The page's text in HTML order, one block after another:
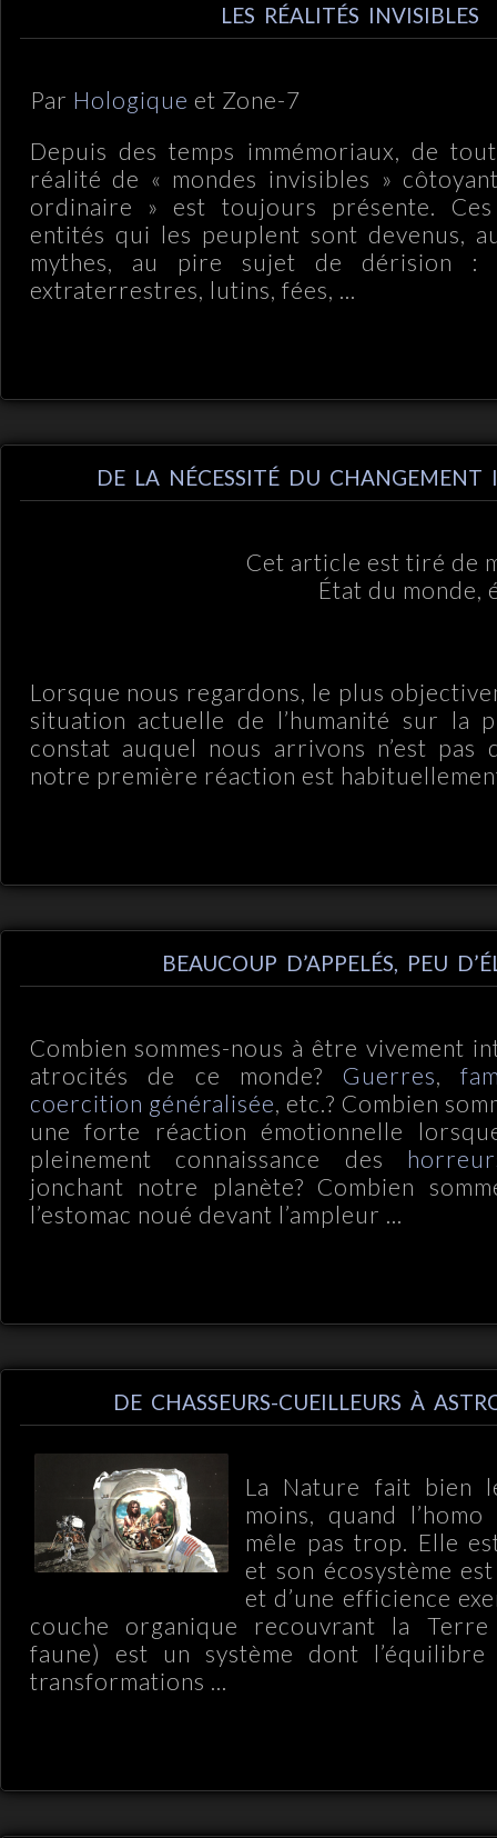
LES RÉALITÉS INVISIBLES
Par Hologique et Zone-7
Depuis des temps immémoriaux, de
réalité de « mondes invisibles »
ordinaire » est toujours présente.
entités qui les peuplent sont devenus,
mythes, au pire sujet de dérision :
extraterrestres, lutins, fées, ...
DE LA NÉCESSITÉ DU CHANGEMENT
Cet article est tiré de
État du monde,
Lorsque nous regardons, le plus
situation actuelle de l’humanité sur la
constat auquel nous arrivons n’est
notre première réaction est
BEAUCOUP D’APPELÉS, PEU
Combien sommes-nous à être vivement
atrocités de ce monde? Guerres,
coercition généralisée, etc.? Combien
une forte réaction émotionnelle
pleinement connaissance des
jonchant notre planète? Combien
l’estomac noué devant l’ampleur ...
DE CHASSEURS-CUEILLEURS À
La Nature fait bien
moins, quand l’homo
mêle pas trop. Elle
et son écosystème
et d’une efficience
couche organique recouvrant la
faune) est un système dont
transformations ...